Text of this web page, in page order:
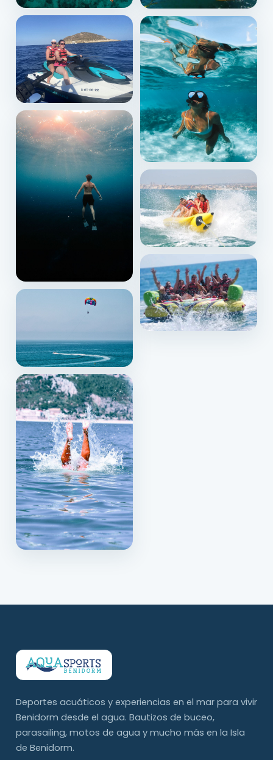
Deportes acuáticos y experiencias en el mar para vivir
Benidorm desde el agua. Bautizos de buceo,
parasailing, motos de agua y mucho más en la Isla
de Benidorm.